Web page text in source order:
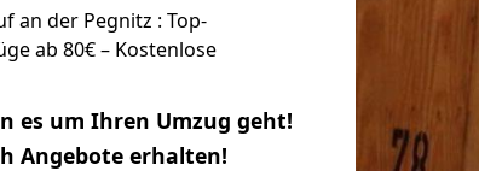
an der Pegnitz : Top-
ab 80€ – Kostenlose
es um Ihren Umzug geht!
Angebote erhalten!